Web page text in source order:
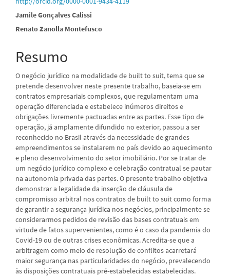
artigo
principal
Jamile Gonçalves Calissi
Renato Zanolla Montefusco
Resumo
O negócio jurídico na modalidade de built to suit, tema que se
pretende desenvolver neste presente trabalho, baseia-se em
contratos empresariais complexos, que regulamentam uma
operação diferenciada e estabelece inúmeros direitos e
obrigações livremente pactuadas entre as partes. Esse tipo de
operação, já amplamente difundido no exterior, passou a ser
reconhecido no Brasil através da necessidade de grandes
empreendimentos se instalarem no país devido ao aquecimento
e pleno desenvolvimento do setor imobiliário. Por se tratar de
um negócio jurídico complexo e celebração contratual se pautar
na autonomia privada das partes. O presente trabalho objetiva
demonstrar a legalidade da inserção de cláusula de
compromisso arbitral nos contratos de built to suit como forma
de garantir a segurança jurídica nos negócios, principalmente se
considerarmos pedidos de revisão das bases contratuais em
virtude de fatos supervenientes, como é o caso da pandemia do
Covid-19 ou de outras crises econômicas. Acredita-se que a
arbitragem como meio de resolução de conflitos acarretará
maior segurança nas particularidades do negócio, prevalecendo
às disposições contratuais pré-estabelecidas estabelecidas.